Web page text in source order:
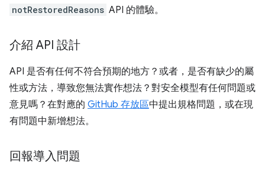
notRestoredReasons API 的體驗。
介紹 API 設計
API 是否有任何不符合預期的地方？或者，是否有缺少的屬
性或方法，導致您無法實作想法？對安全模型有任何問題或
意見嗎？在對應的 GitHub 存放區中提出規格問題，或在現
有問題中新增想法。
回報導入問題